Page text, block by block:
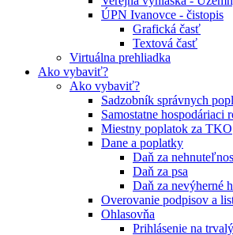
ÚPN Ivanovce - čistopis
Grafická časť
Textová časť
Virtuálna prehliadka
Ako vybaviť?
Ako vybaviť?
Sadzobník správnych
Samostatne hospodáriaci
Miestny poplatok za TKO
Dane a poplatky
Daň za
Daň za psa
Daň za nevýherné
Overovanie podpisov a
Ohlasovňa
Prihlásenie na